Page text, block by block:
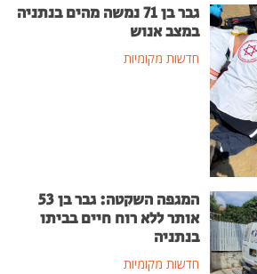
גבר בן 71 נמשה מהים בנתניה
במצב אנוש
חדשות מקומיות
המגפה השקטה: גבר בן 53
אותר ללא רוח חיים בביתו
בנתניה
חדשות מקומיות